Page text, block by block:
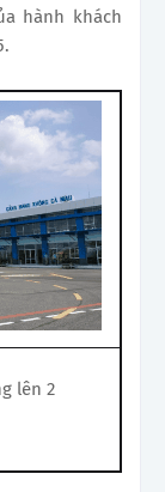
hành khách
lên 2